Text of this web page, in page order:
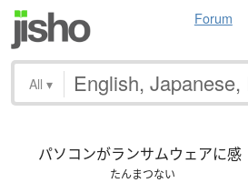
Forum
All ▾
パソコンがランサムウェアに感
たんまつない